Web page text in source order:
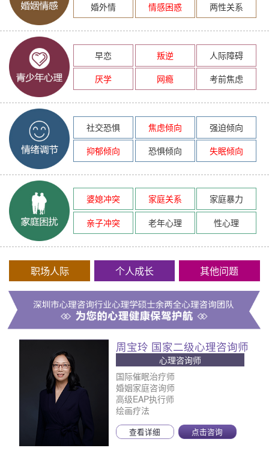
婚外情
情感困惑 两性关系
早恋 叛逆
人际障碍
厌学
网瘾 考前焦虑
社交恐惧 焦虑倾向
强迫倾向
抑郁倾向
恐惧倾向 失眠倾向
婆媳冲突 家庭关系
家庭暴力
亲子冲突
老年心理 性心理
职场人际 个人成长 其他问题
周宝玲 国家二级心理咨询师
心理咨询师
国际催眠治疗师
婚姻家庭咨询师
高级EAP执行师
绘画疗法
查看详细 点击咨询